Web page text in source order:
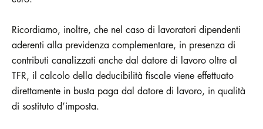
Ricordiamo, inoltre, che nel caso di lavoratori dipendenti
aderenti alla previdenza complementare, in presenza di
contributi canalizzati anche dal datore di lavoro oltre al
TFR, il calcolo della deducibilità fiscale viene effettuato
direttamente in busta paga dal datore di lavoro, in qualità
di sostituto d’imposta.